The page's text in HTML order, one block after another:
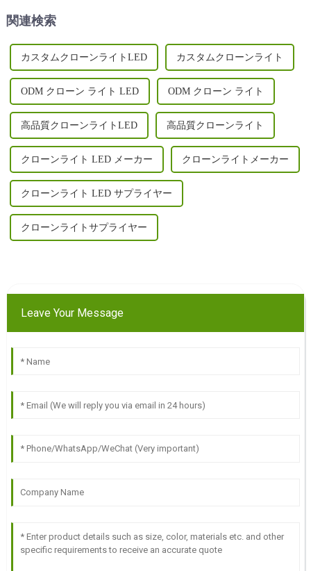
関連検索
カスタムクローンライトLED カスタムクローンライト
ODM クローン ライト LED ODM クローン ライト
高品質クローンライトLED 高品質クローンライト
クローンライト LED メーカー クローンライトメーカー
クローンライト LED サプライヤー
クローンライトサプライヤー
Leave Your Message